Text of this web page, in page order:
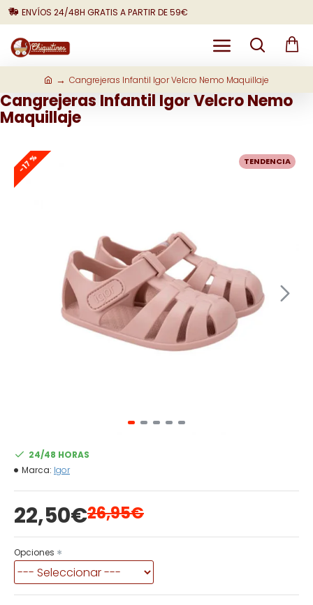
ENVÍOS 24/48H GRATIS A PARTIR DE 59€
Cangrejeras Infantil Igor Velcro Nemo Maquillaje
Cangrejeras Infantil Igor Velcro Nemo
Maquillaje
TENDENCIA
-17 %
26,95€
22,50€
24/48 HORAS
Marca: Igor
Opciones